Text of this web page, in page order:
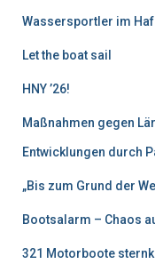
Wassersportler im
Let the boat sail
HNY ’26!
Maßnahmen gegen
Entwicklungen durch
„Bis zum Grund der
Bootsalarm – Chaos
321 Motorboote